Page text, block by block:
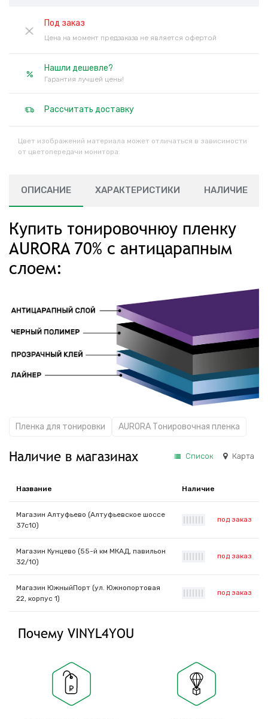
Под заказ
Цена на момент предзаказа не является офертой
Нашли дешевле?
Гарантия лучшей цены!
Рассчитать доставку
Цвет изображений материала может отличаться в зависимости
от цветопередачи монитора.
ОПИСАНИЕ ХАРАКТЕРИСТИКИ НАЛИЧИЕ
Купить тонировочнюу пленку
AURORA 70% с антицарапным
слоем:
Пленка для тонировки AURORA Тонировочная пленка
Наличие в магазинах Список Карта
Название Наличие
Магазин Алтуфьево (Алтуфьевское шоссе
37с10)
под заказ
Магазин Кунцево (55-й км МКАД, павильон
32/10)
под заказ
Магазин ЮжныйПорт (ул. Южнопортовая
22, корпус 1)
под заказ
Почему VINYL4YOU